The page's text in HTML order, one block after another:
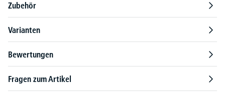
Zubehör
Varianten
Bewertungen
Fragen zum Artikel